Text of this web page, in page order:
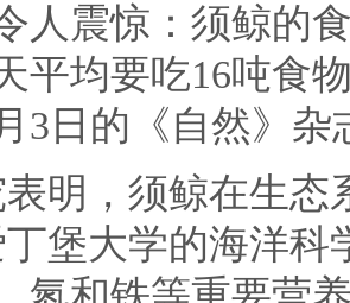
人震惊：须鲸的
平均要吃16吨食
3日的《自然》杂
明，须鲸在生
堡大学的海洋科